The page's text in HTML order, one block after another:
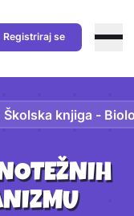
Registriraj se
Školska knjiga -